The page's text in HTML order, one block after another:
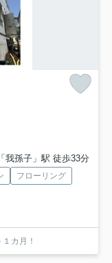
我孫子」駅 徒歩33分
フローリング
カ月！